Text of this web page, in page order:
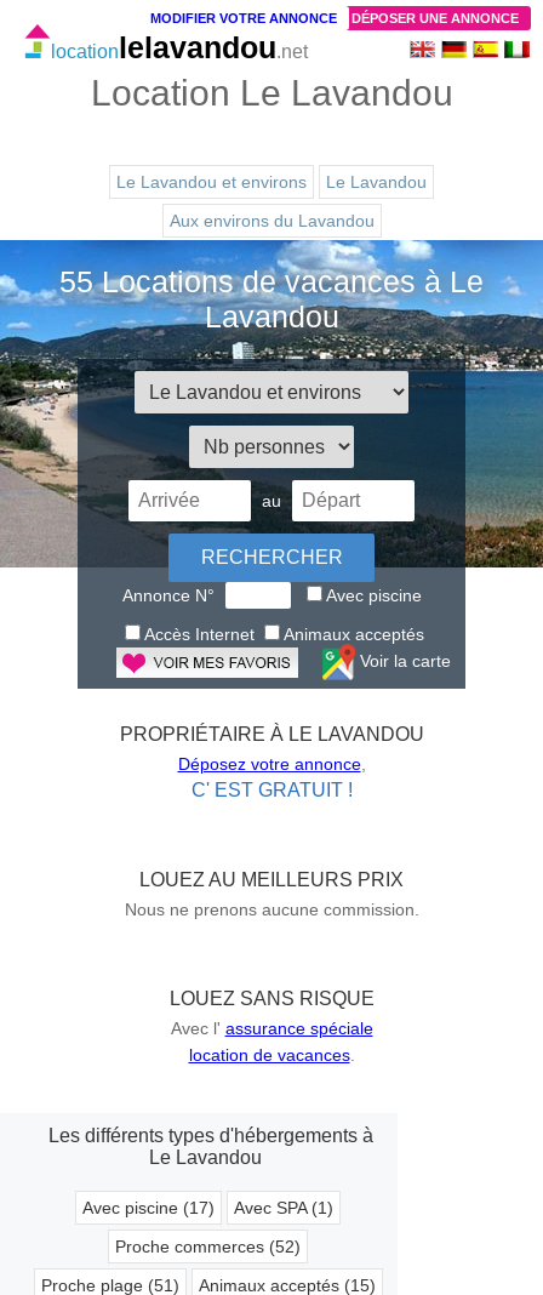
Location Le Lavandou
Le Lavandou et environs
Le Lavandou
Aux environs du Lavandou
locationlelavandou.net
55 Locations de vacances à Le
Lavandou
au
Annonce N°
Avec piscine
Accès Internet
Animaux acceptés
Voir la carte
PROPRIÉTAIRE À LE LAVANDOU
Déposez votre annonce,
C' EST GRATUIT !
LOUEZ AU MEILLEURS PRIX
Nous ne prenons aucune commission.
LOUEZ SANS RISQUE
Avec l' assurance spéciale
location de vacances.
Les différents types d'hébergements à
Le Lavandou
Avec piscine (17)
Avec SPA (1)
Proche commerces (52)
Proche plage (51)
Animaux acceptés (15)
DÉPOSER UNE ANNONCE
MODIFIER VOTRE ANNONCE